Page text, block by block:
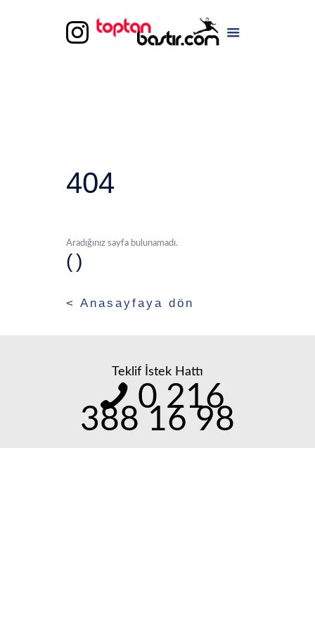
404
Aradığınız sayfa bulunamadı.
()
< Anasayfaya dön
Teklif İstek Hattı
0 216
388 16 98